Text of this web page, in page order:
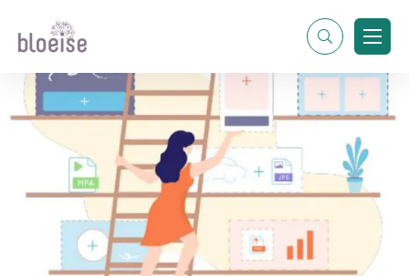
Contentmarketing
Online marketing
Branches
Marketing
Alle topics